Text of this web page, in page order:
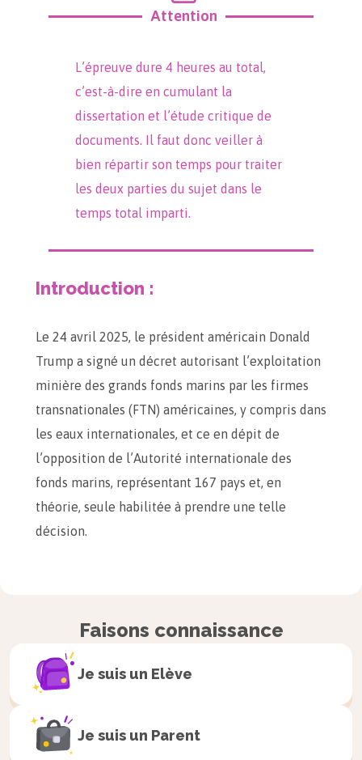
Attention
L’épreuve dure 4 heures au total,
c’est-à-dire en cumulant la
dissertation et l’étude critique de
documents. Il faut donc veiller à
bien répartir son temps pour traiter
les deux parties du sujet dans le
temps total imparti.
Introduction :
Le 24 avril 2025, le président américain Donald
Trump a signé un décret autorisant l’exploitation
minière des grands fonds marins par les firmes
transnationales (FTN) américaines, y compris dans
les eaux internationales, et ce en dépit de
l’opposition de l’Autorité internationale des
fonds marins, représentant 167 pays et, en
théorie, seule habilitée à prendre une telle
décision.
Lorsque le sujet faitécho à une
passage de l’examen, il est de bon ton
connaissances s’étendent au-delà du
Faisons connaissance
Je suis un Elève
Je suis un Parent